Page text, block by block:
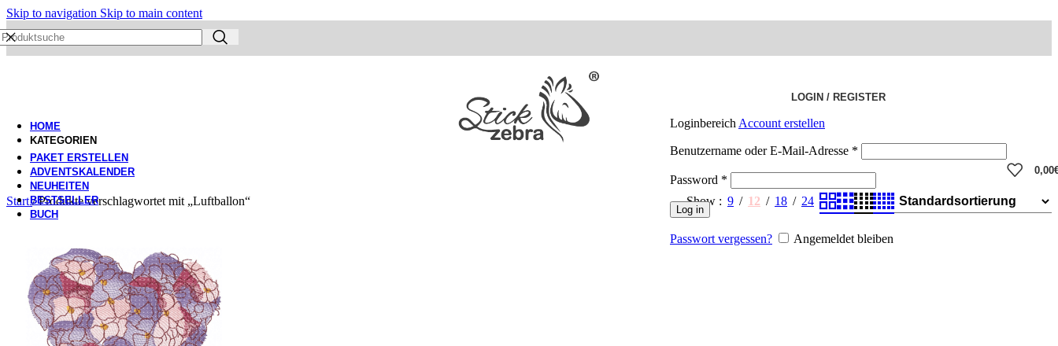
Skip to navigation Skip to main content
HOME
KATEGORIEN
PAKET ERSTELLEN
ADVENTSKALENDER
NEUHEITEN
BESTSELLER
BUCH
LOGIN / REGISTER
Loginbereich Account erstellen
Benutzername oder E-Mail-Adresse *
Password *
Log in
Passwort vergessen? Angemeldet bleiben
0,00
Start/ Produkte verschlagwortet mit „Luftballon“ Show 9 12 18 24